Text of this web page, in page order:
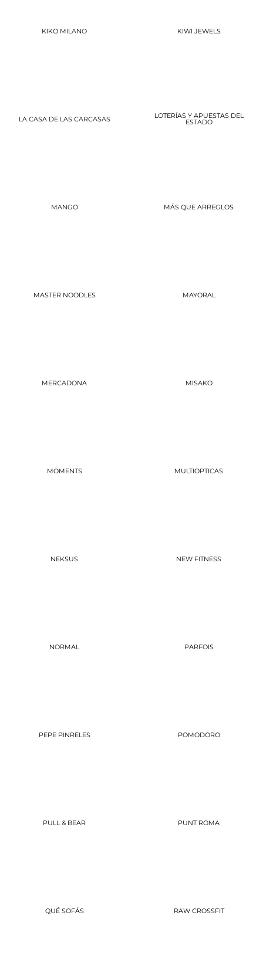
KIKO MILANO KIWI JEWELS
LA CASA DE LAS CARCASAS LOTERÍAS Y APUESTAS DEL
ESTADO
MANGO MÁS QUE ARREGLOS
MASTER NOODLES MAYORAL
MERCADONA MISAKO
MOMENTS MULTIOPTICAS
NEKSUS NEW FITNESS
NORMAL PARFOIS
PEPE PINRELES POMODORO
PULL & BEAR PUNT ROMA
QUÉ SOFÁS RAW CROSSFIT